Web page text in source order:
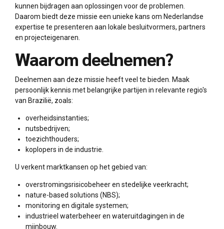
kunnen bijdragen aan oplossingen voor de problemen.
Daarom biedt deze missie een unieke kans om Nederlandse
expertise te presenteren aan lokale besluitvormers, partners
en projecteigenaren.
Waarom deelnemen?
Deelnemen aan deze missie heeft veel te bieden. Maak
persoonlijk kennis met belangrijke partijen in relevante regio's
van Brazilië, zoals:
overheidsinstanties;
nutsbedrijven;
toezichthouders;
koplopers in de industrie.
U verkent marktkansen op het gebied van:
overstromingsrisicobeheer en stedelijke veerkracht;
nature-based solutions (NBS);
monitoring en digitale systemen;
industrieel waterbeheer en wateruitdagingen in de
mijnbouw.